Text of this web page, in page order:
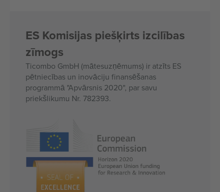
ES Komisijas piešķirts izcilības
zīmogs
Ticombo GmbH (mātesuzņēmums) ir atzīts ES
pētniecības un inovāciju finansēšanas
programmā "Apvārsnis 2020", par savu
priekšlikumu Nr. 782393.